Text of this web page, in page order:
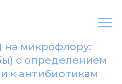
на микрофлору:
с определением
к антибиотикам